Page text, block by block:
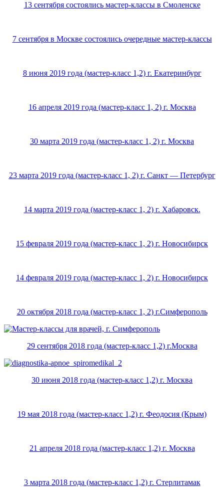
13 сентября состоялись мастер-классы в Смоленске
7 сентября в Москве состоялись очередные мастер-классы
8 июня 2019 года (мастер-класс 1,2) г. Екатеринбург
16 апреля 2019 года (мастер-класс 1, 2) г. Москва
30 марта 2019 года (мастер-класс 1, 2) г. Москва
23 марта 2019 года (мастер-класс 1, 2) г. Санкт — Петербург
14 марта 2019 года (мастер-класс 1, 2) г. Хабаровск.
15 февраля 2019 года (мастер-класс 1, 2) г. Новосибирск
14 февраля 2019 года (мастер-класс 1, 2) г. Новосибирск
20 октября 2018 года (мастер-класс 1, 2) г.Симферополь
29 сентября 2018 года (мастер-класс 1,2) г.Москва
30 июня 2018 года (мастер-класс 1,2) г. Москва
19 мая 2018 года (мастер-класс 1,2) г. Феодосия (Крым)
21 апреля 2018 года (мастер-класс 1,2) г. Москва
3 марта 2018 года (мастер-класс 1,2) г. Стерлитамак